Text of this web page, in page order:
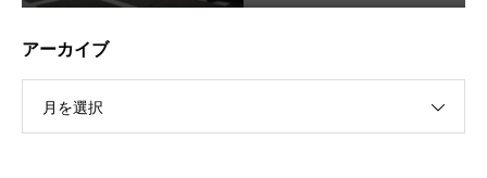
アーカイブ
月を選択